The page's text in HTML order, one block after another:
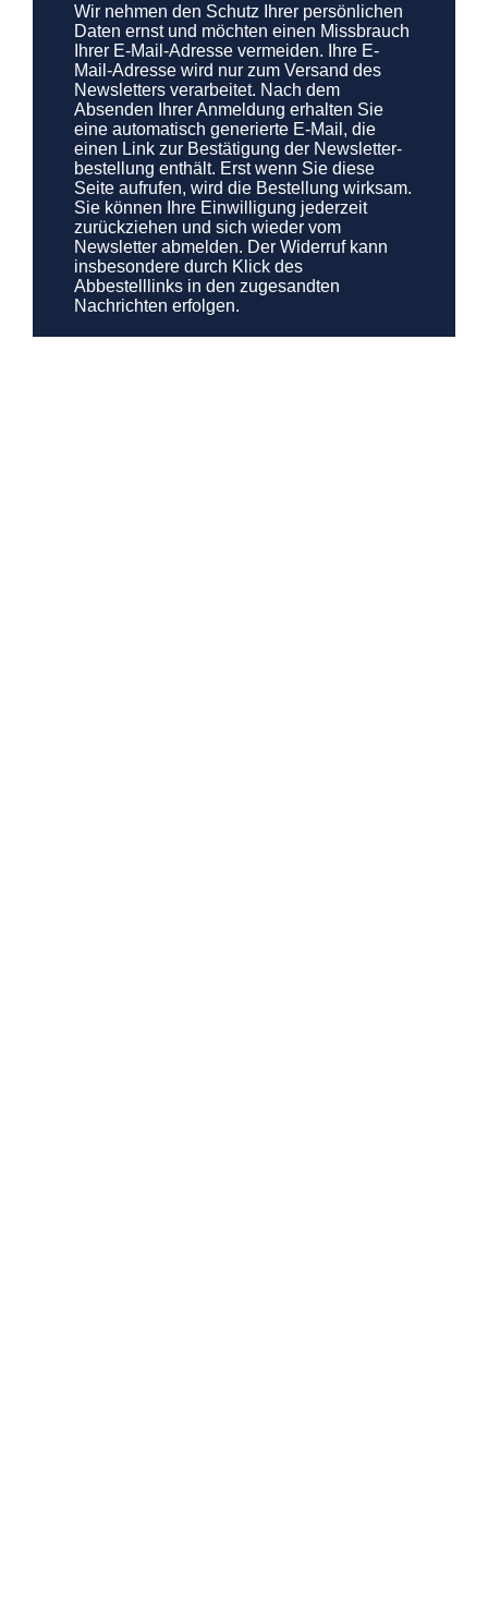
Wir nehmen den Schutz Ihrer persönlichen
Daten ernst und möchten einen Missbrauch
Ihrer E-Mail-Adresse vermeiden. Ihre E-
Mail-Adresse wird nur zum Versand des
Newsletters verarbeitet. Nach dem
Absenden Ihrer Anmeldung erhalten Sie
eine automatisch generierte E-Mail, die
einen Link zur Bestätigung der Newsletter­
bestellung enthält. Erst wenn Sie diese
Seite aufrufen, wird die Bestellung wirksam.
Sie können Ihre Ein­willi­gung jederzeit
zurückziehen und sich wieder vom
Newsletter abmelden. Der Widerruf kann
insbesondere durch Klick des
Abbestelllinks in den zugesandten
Nachrichten erfolgen.